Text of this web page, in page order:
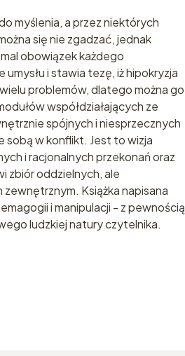
myślenia, a przez niektórych
się nie zgadzać, jednak
obowiązek każdego
i stawia tezę, iż hipokryzja
problemów, dlatego można go
współdziałających ze
spójnych i niesprzecznych
sobą w konflikt. Jest to wizja
i racjonalnych przekonań oraz
zbiór oddzielnych, ale
Książka napisana
i manipulacji - z pewnością
ludzkiej natury czytelnika.